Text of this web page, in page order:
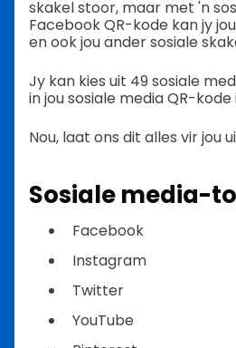
skakel stoor, maar met 'n
Facebook QR-kode kan jy
en ook jou ander sosiale
Jy kan kies uit 49 sosiale
in jou sosiale media QR-kode
Nou, laat ons dit alles vir jou
Sosiale media-
Facebook
Instagram
Twitter
YouTube